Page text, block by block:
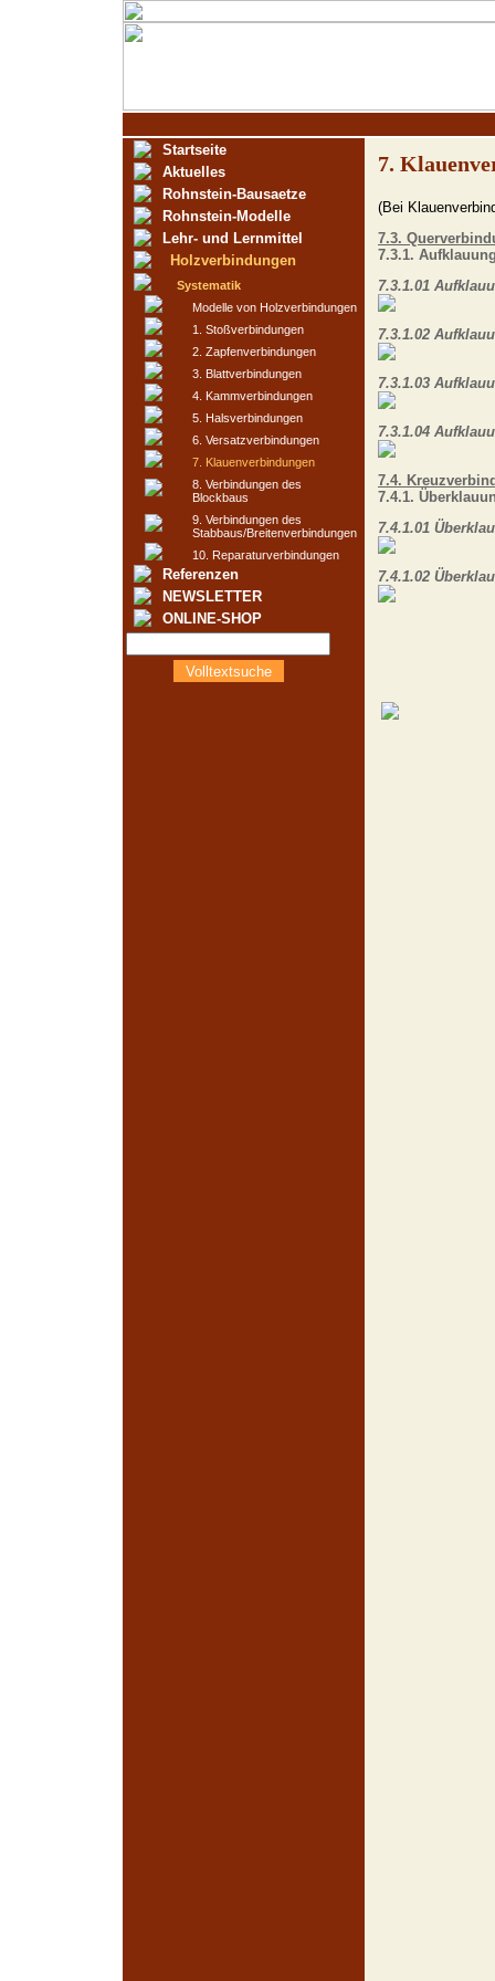
Startseite
Aktuelles
Rohnstein-Bausaetze
Rohnstein-Modelle
Lehr- und Lernmittel
Holzverbindungen
Systematik
Modelle von Holzverbindungen
1. Stoßverbindungen
2. Zapfenverbindungen
3. Blattverbindungen
4. Kammverbindungen
5. Halsverbindungen
6. Versatzverbindungen
7. Klauenverbindungen
8. Verbindungen des
Blockbaus
9. Verbindungen des
Stabbaus/Breitenverbindungen
10. Reparaturverbindungen
Referenzen
NEWSLETTER
ONLINE-SHOP
Volltextsuche
7.
(Bei
7.3.
7.3.1.
7.3.1.01
7.3.1.02
7.3.1.03
7.3.1.04
7.4.
7.4.1.
7.4.1.01
7.4.1.02